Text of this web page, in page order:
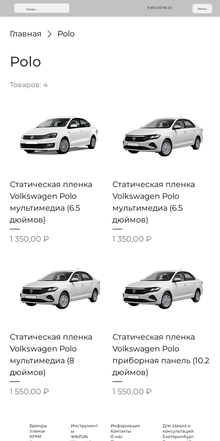
8 800 301 96 56 Menu
Главная Polo
Polo
Товаров: 4
Статическая пленка
Volkswagen Polo
мультимедиа (6.5
дюймов)
Цена
1 350,00 ₽
Статическая пленка
Volkswagen Polo
мультимедиа (6.5
дюймов)
Цена
1 350,00 ₽
Статическая пленка
Volkswagen Polo
мультимедиа (8
дюймов)
Цена
1 550,00 ₽
Статическая пленка
Volkswagen Polo
приборная панель (10.2
дюймов)
Цена
1 550,00 ₽
Бренды
пленок
KPMF
Инструмент
ы
YelloTolls
Информация
Контакты
О нас
Для заказа и
консультаций:
Екатеринбург,